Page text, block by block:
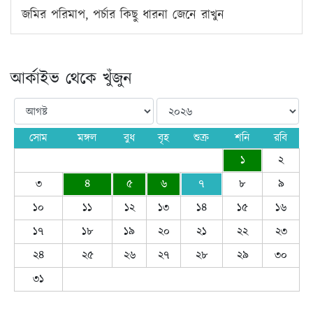
জমির পরিমাপ, পর্চার কিছু ধারনা জেনে রাখুন
আর্কাইভ থেকে খুঁজুন
সোম মঙ্গল বুধ বৃহ শুক্র শনি
রবি
১
২
৩
৪ ৫ ৬ ৭ ৮
৯
১০
১১ ১২ ১৩ ১৪ ১৫
১৬
১৭
১৮ ১৯ ২০ ২১ ২২
২৩
২৪
২৫ ২৬ ২৭ ২৮ ২৯
৩০
৩১